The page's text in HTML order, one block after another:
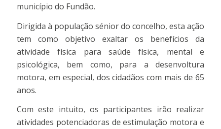
município do Fundão.
Dirigida à população sénior do concelho, esta ação
tem como objetivo exaltar os benefícios da
atividade física para saúde física, mental e
psicológica, bem como, para a desenvoltura
motora, em especial, dos cidadãos com mais de 65
anos.
Com este intuito, os participantes irão realizar
atividades potenciadoras de estimulação motora e